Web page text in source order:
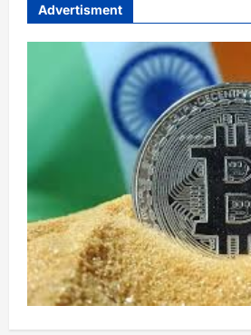
Advertisment